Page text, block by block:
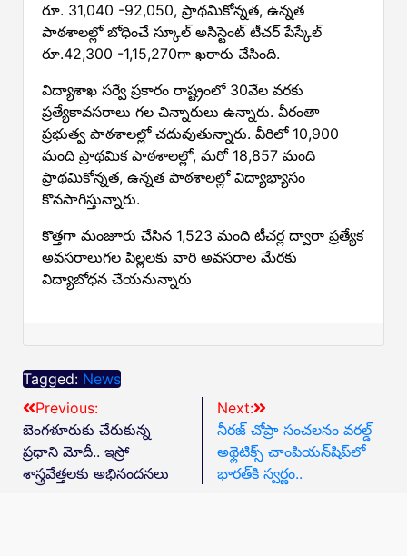
రూ. 31,040 -92,050, ప్రాథమికోన్నత, ఉన్నత
పాఠశాలల్లో బోధించే స్కూల్‌ అసిస్టెంట్‌ టీచర్‌ పేస్కేల్‌
రూ.42,300 -1,15,270గా ఖరారు చేసింది.
విద్యాశాఖ సర్వే ప్రకారం రాష్ట్రంలో 30వేల వరకు
ప్రత్యేకావసరాలు గల చిన్నారులు ఉన్నారు. వీరంతా
ప్రభుత్వ పాఠశాలల్లో చదువుతున్నారు. వీరిలో 10,900
మంది ప్రాథమిక పాఠశాలల్లో, మరో 18,857 మంది
ప్రాథమికోన్నత, ఉన్నత పాఠశాలల్లో విద్యాభ్యాసం
కొనసాగిస్తున్నారు.
కొత్తగా మంజూరు చేసిన 1,523 మంది టీచర్ల ద్వారా ప్రత్యేక
అవసరాలుగల పిల్లలకు వారి అవసరాల మేరకు
విద్యాబోధన చేయనున్నారు
Tagged: News
Previous:
బెంగళూరుకు చేరుకున్న
ప్రధాని మోదీ.. ఇస్రో
శాస్త్రవేత్తలకు అభినందనలు
Next:
నీరజ్ చోప్రా సంచలనం వరల్డ్
అథ్లెటిక్స్ చాంపియన్‌షిప్‌లో
భారత్‌కి స్వర్ణం..